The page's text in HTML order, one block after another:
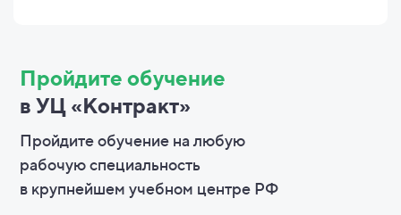
Пройдите обучение
в УЦ «Контракт»
Пройдите обучение на любую
рабочую специальность
в крупнейшем учебном центре РФ